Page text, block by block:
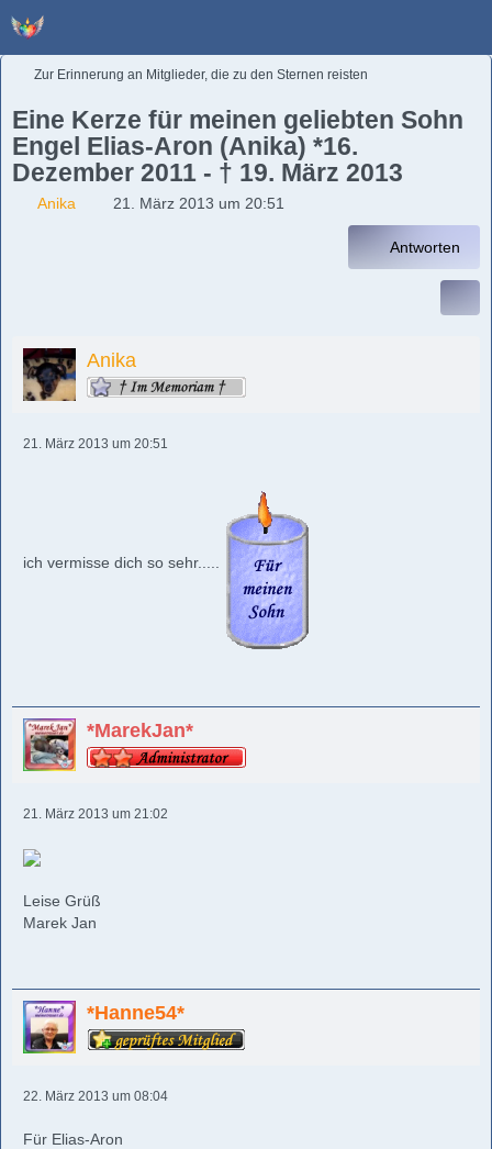
Zur Erinnerung an Mitglieder, die zu den Sternen reisten
Eine Kerze für meinen geliebten Sohn
Engel Elias-Aron (Anika) *16.
Dezember 2011 - † 19. März 2013
Anika 21. März 2013 um 20:51
Antworten
Anika
21. März 2013 um 20:51
ich vermisse dich so sehr.....
*MarekJan*
21. März 2013 um 21:02
Leise Grüß
Marek Jan
*Hanne54*
22. März 2013 um 08:04
Für Elias-Aron